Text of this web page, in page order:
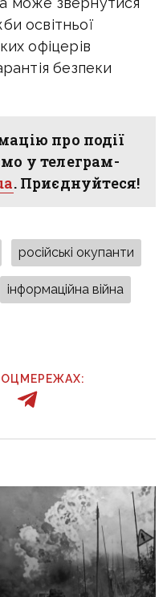
освітньої
офіцерів
безпеки
про події
у телеграм-
. Приєднуйтеся!
російські окупанти
інформаційна війна